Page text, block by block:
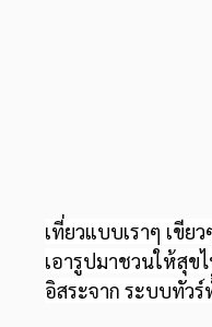
เที่ยวแบบเราๆ เขีย
เอารูปมาชวนให้สุข
อิสระจาก ระบบทัวร์